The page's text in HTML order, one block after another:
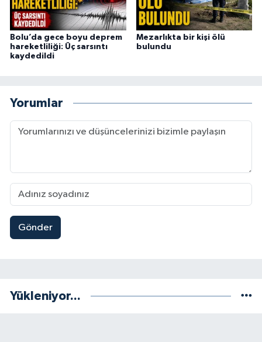
Bolu’da gece boyu deprem
hareketliliği: Üç sarsıntı
kaydedildi
Mezarlıkta bir kişi ölü
bulundu
Yorumlar
Gönder
Yükleniyor...